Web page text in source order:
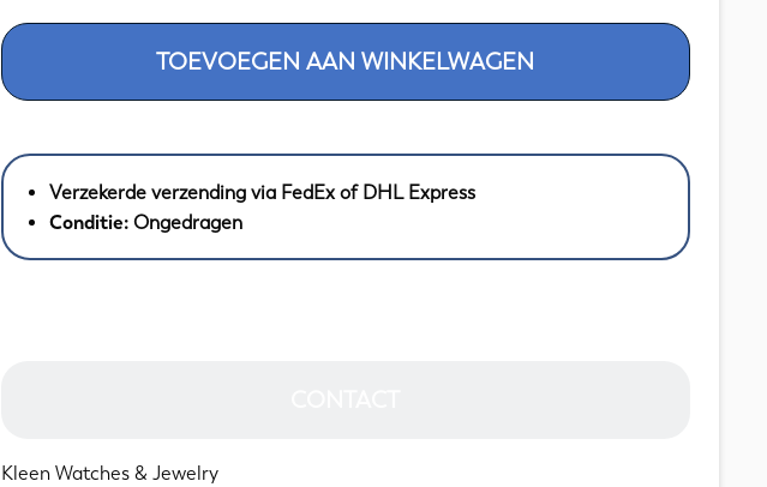
Prachtige
Gouden
Fantasie
Schakel
62
TOEVOEGEN AAN WINKELWAGEN
Verzekerde verzending via FedEx of DHL Express
Conditie: Ongedragen
Kleen Watches & Jewelry